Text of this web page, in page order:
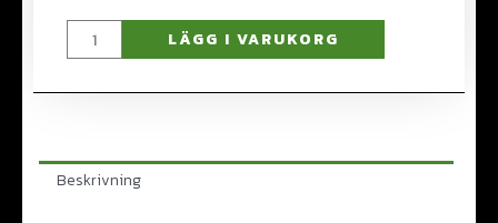
LÄGG I VARUKORG
Beskrivning